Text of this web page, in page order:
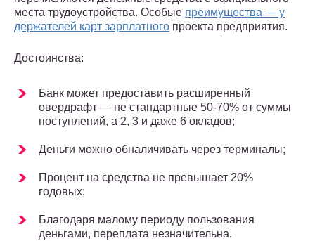
места трудоустройства. Особые преимущества — у
держателей карт зарплатного проекта предприятия.
Достоинства:
Банк может предоставить расширенный
овердрафт — не стандартные 50-70% от суммы
поступлений, а 2, 3 и даже 6 окладов;
Деньги можно обналичивать через терминалы;
Процент на средства не превышает 20%
годовых;
Благодаря малому периоду пользования
деньгами, переплата незначительна.